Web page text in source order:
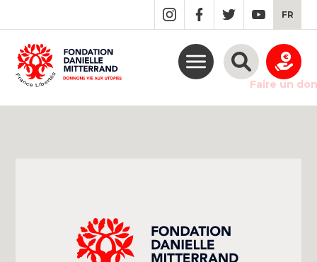
MAIN
CONTENT
FR
Faire un don